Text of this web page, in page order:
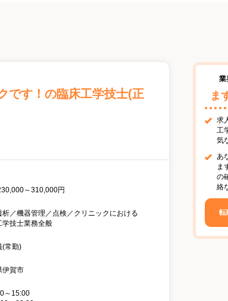
です！の臨床工学技士(正
～310,000円
析／機器管理／点検／クリニックにおける
学技士業務全般
(常勤)
伊賀市
～15:00
業
ま
求
工
気
あ
ま
の
絡
転